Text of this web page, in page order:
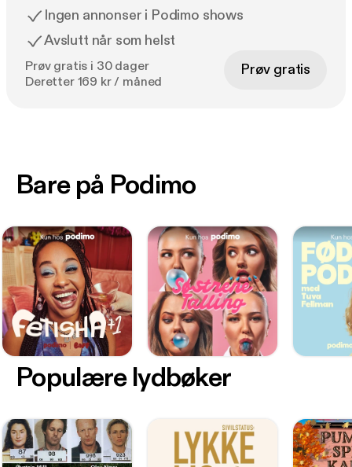
Ingen annonser i Podimo shows
Avslutt når som helst
Prøv gratis i 30 dager
Deretter 169 kr / måned
Prøv gratis
Bare på Podimo
Populære lydbøker